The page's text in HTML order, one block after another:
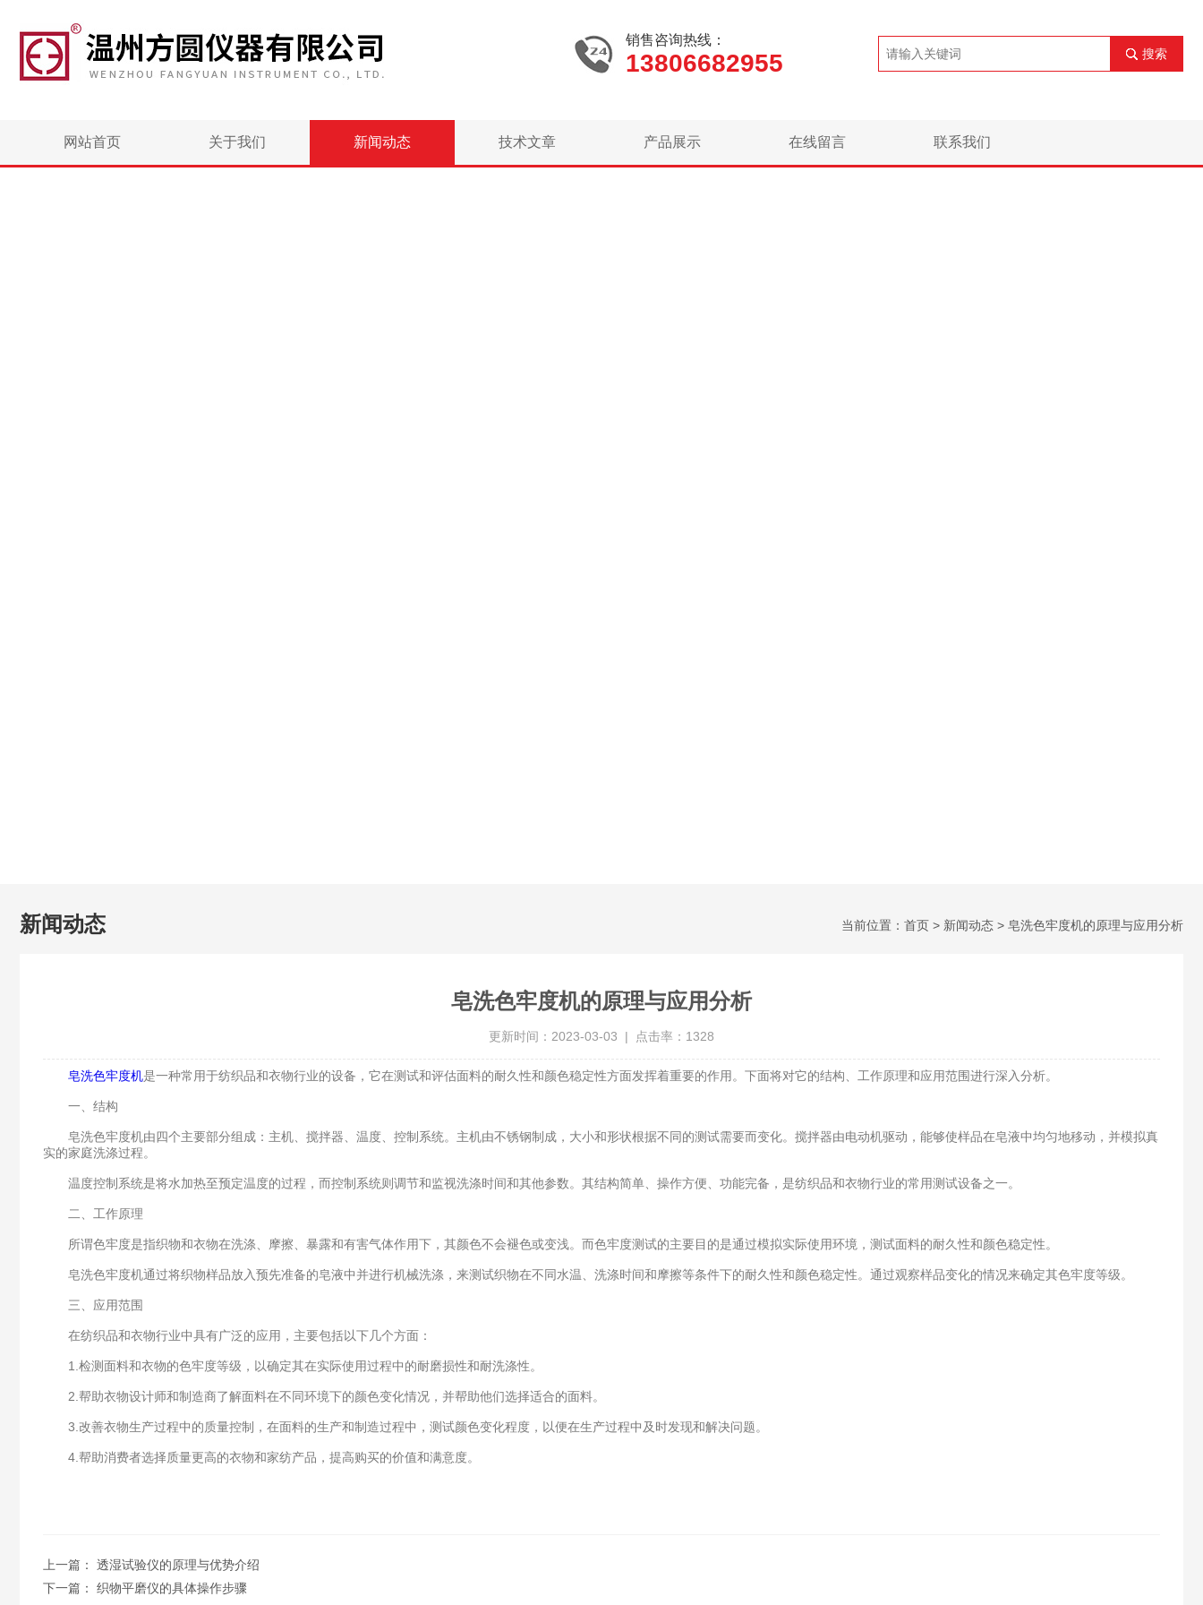
销售咨询热线：
13806682955 搜索
网站首页 关于我们 新闻动态 技术文章 产品展示 在线留言 联系我们
新闻动态 当前位置： 首页 > 新闻动态 > 皂洗色牢度机的原理与应用分析
皂洗色牢度机的原理与应用分析
更新时间：2023-03-03 | 点击率：1328
皂洗色牢度机是一种常用于纺织品和衣物行业的设备，它在测试和评估面料的耐久性和颜色稳定性方面发挥着重要的作用。下面将对它的结构、工作原理和应用范围进行深入分析。
一、结构
皂洗色牢度机由四个主要部分组成：主机、搅拌器、温度、控制系统。主机由不锈钢制成，大小和形状根据不同的测试需要而变化。搅拌器由电动机驱动，能够使样品在皂液中均匀地移动，并模拟真
实的家庭洗涤过程。
温度控制系统是将水加热至预定温度的过程，而控制系统则调节和监视洗涤时间和其他参数。其结构简单、操作方便、功能完备，是纺织品和衣物行业的常用测试设备之一。
二、工作原理
所谓色牢度是指织物和衣物在洗涤、摩擦、暴露和有害气体作用下，其颜色不会褪色或变浅。而色牢度测试的主要目的是通过模拟实际使用环境，测试面料的耐久性和颜色稳定性。
皂洗色牢度机通过将织物样品放入预先准备的皂液中并进行机械洗涤，来测试织物在不同水温、洗涤时间和摩擦等条件下的耐久性和颜色稳定性。通过观察样品变化的情况来确定其色牢度等级。
三、应用范围
在纺织品和衣物行业中具有广泛的应用，主要包括以下几个方面：
1.检测面料和衣物的色牢度等级，以确定其在实际使用过程中的耐磨损性和耐洗涤性。
2.帮助衣物设计师和制造商了解面料在不同环境下的颜色变化情况，并帮助他们选择适合的面料。
3.改善衣物生产过程中的质量控制，在面料的生产和制造过程中，测试颜色变化程度，以便在生产过程中及时发现和解决问题。
4.帮助消费者选择质量更高的衣物和家纺产品，提高购买的价值和满意度。
上一篇： 透湿试验仪的原理与优势介绍
下一篇： 织物平磨仪的具体操作步骤